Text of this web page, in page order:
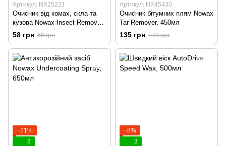
Артикул: NX25231
Очисник від комах, скла та
кузова Nowax Insect Remover,
250мл
58 грн 66 грн
Артикул: NX45430
Очисник бітумних плям Nowax
Tar Remover, 450мл
135 грн 170 грн
−21%
3
−8%
3